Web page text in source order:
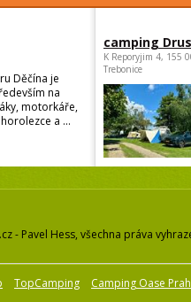
Děčína je
na
motorkáře,
a ...
camping
K Reporyjim 4, 155
Trebonice
- Pavel Hess, všechna práva
TopCamping Camping Oase